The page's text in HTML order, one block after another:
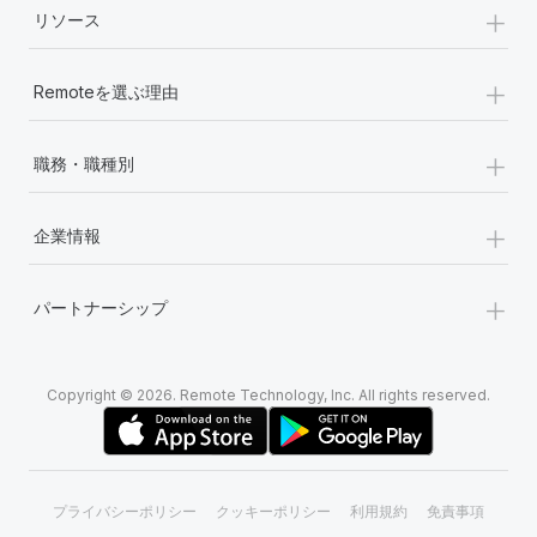
リソース +
Remoteを選ぶ理由 +
職務・職種別 +
企業情報 +
パートナーシップ +
Copyright © 2026. Remote Technology, Inc. All rights reserved.
プライバシーポリシー クッキーポリシー 利用規約 免責事項